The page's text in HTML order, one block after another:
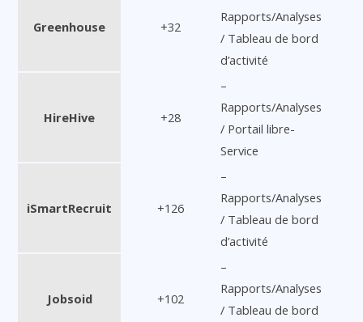
Greenhouse +32
Rapports/Analyses
/ Tableau de bord
d’activité
HireHive +28
–
Rapports/Analyses
/ Portail libre-
Service
iSmartRecruit +126
–
Rapports/Analyses
/ Tableau de bord
d’activité
Jobsoid +102
–
Rapports/Analyses
/ Tableau de bord